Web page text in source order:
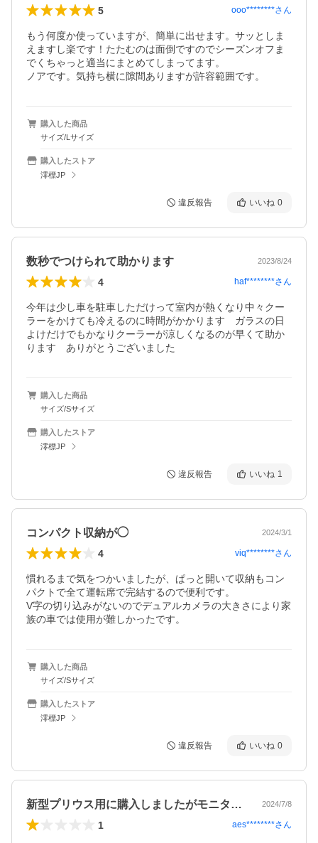
5 ooo********さん
もう何度か使っていますが、簡単に出せます。サッとしま
えますし楽です！たたむのは面倒ですのでシーズンオフま
でくちゃっと適当にまとめてしまってます。
ノアです。気持ち横に隙間ありますが許容範囲です。
購入した商品
サイズ/Lサイズ
購入したストア
澪標JP
違反報告 いいね 0
数秒でつけられて助かります 2023/8/24
4 haf********さん
今年は少し車を駐車しただけって室内が熱くなり中々クー
ラーをかけても冷えるのに時間がかかります　ガラスの日
よけだけでもかなりクーラーが涼しくなるのが早くて助か
ります　ありがとうございました
購入した商品
サイズ/Sサイズ
購入したストア
澪標JP
違反報告 いいね 1
コンパクト収納が◯ 2024/3/1
4 viq********さん
慣れるまで気をつかいましたが、ぱっと開いて収納もコン
パクトで全て運転席で完結するので便利です。
V字の切り込みがないのでデュアルカメラの大きさにより家
族の車では使用が難しかったです。
購入した商品
サイズ/Sサイズ
購入したストア
澪標JP
違反報告 いいね 0
新型プリウス用に購入しましたがモニター… 2024/7/8
1 aes********さん